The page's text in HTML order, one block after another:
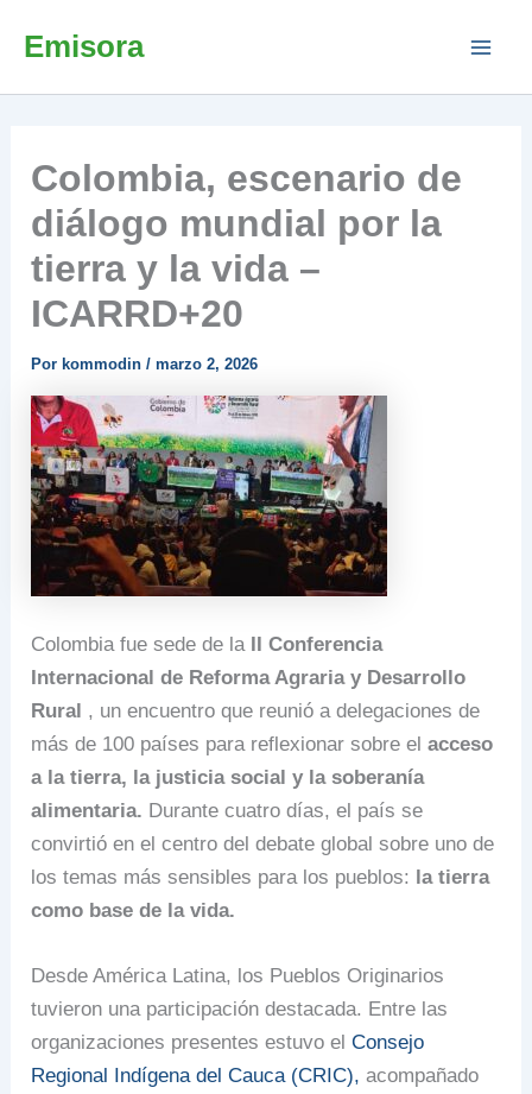
Emisora
Colombia, escenario de
diálogo mundial por la
tierra y la vida –
ICARRD+20
Por kommodin/marzo 2, 2026
Colombia fue sede de laII Conferencia
Internacional de Reforma Agraria y Desarrollo
Rural , un encuentro que reunió a delegaciones de
más de 100 países para reflexionar sobre elacceso
a la tierra, la justicia social y la soberanía
alimentaria. Durante cuatro días, el país se
convirtió en el centro del debate global sobre uno de
los temas más sensibles para los pueblos:
la tierra
como base de la vida.
Desde América Latina, los Pueblos Originarios
tuvieron una participación destacada. Entre las
organizaciones presentes estuvo elConsejo
Regional Indígena del Cauca (CRIC), acompañado